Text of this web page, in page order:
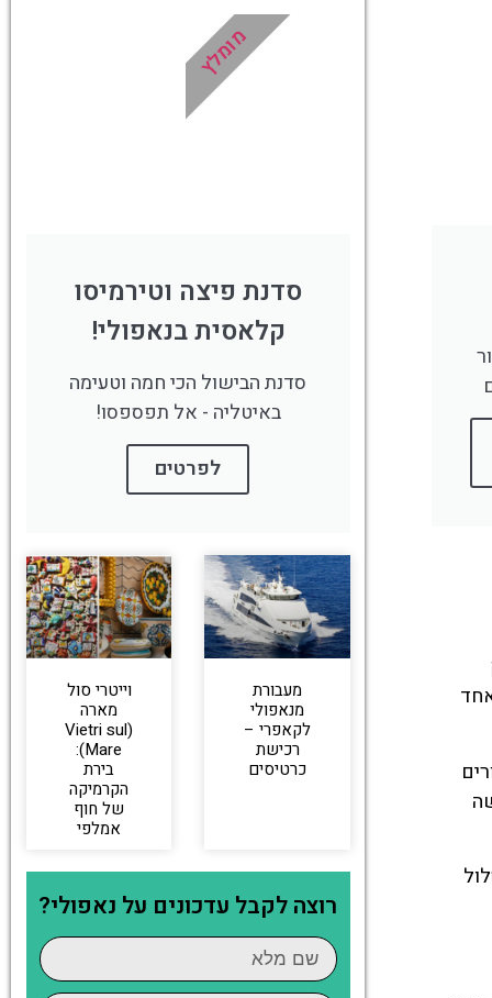
לחצו פה!
סדנת פיצה וטירמיסו
קלאסית בנאפולי!
סדנת הבישול הכי חמה וטעימה
באיטליה - אל תפספסו!
לפרטים
מומלץ
מעבורת
מנאפולי
לקאפרי –
רכישת
כרטיסים
וייטרי סול
מארה
(Vietri sul
Mare):
בירת
הקרמיקה
של חוף
אמלפי
רוצה לקבל עדכונים על נאפולי?